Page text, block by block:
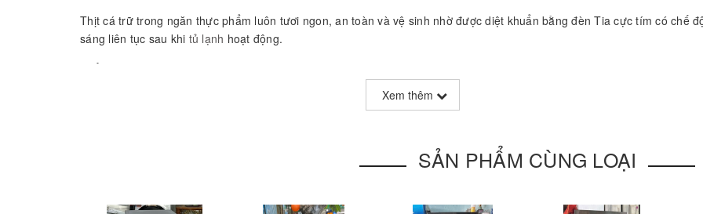
Thịt cá trữ trong ngăn thực phẩm luôn tươi ngon, an toàn và vệ sinh nhờ được diệt khuẩn bằng đèn Tia cực tím có chế
sáng liên tục sau khi tủ lạnh hoạt động.
Luồng khí lạnh vòng cung
được thổi vào mọi vị trí củatủ lạnh
Ag+ với chức năng kháng khuẩn tối ưu. Đặc điểm ưu việt của các hạt phân tử bạc
Xem thêm
SẢN PHẨM CÙNG LOẠI